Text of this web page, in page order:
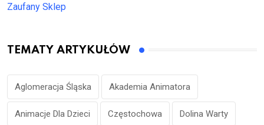
Zaufany Sklep
TEMATY ARTYKUŁÓW
Aglomeracja Śląska Akademia Animatora
Animacje Dla Dzieci Częstochowa Dolina Warty